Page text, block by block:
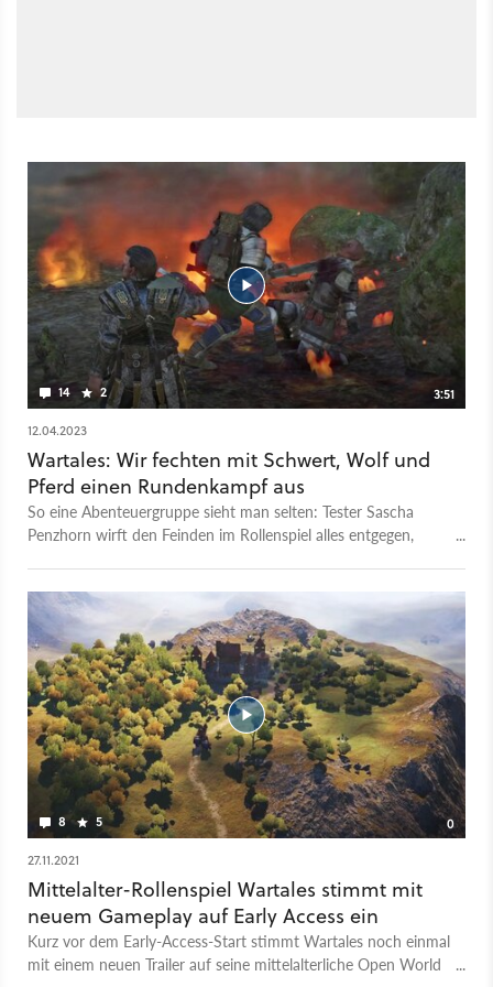
14 2
3:51
12.04.2023
Wartales: Wir fechten mit Schwert, Wolf und
Pferd einen Rundenkampf aus
So eine Abenteuergruppe sieht man selten: Tester Sascha
Penzhorn wirft den Feinden im Rollenspiel alles entgegen,
erhältlich; den Sandbox-Titel gibt's derzeit nur auf Steam zu
kaufen. Die hier gezeigten Gameplay-Szenen entstanden
während des Wartales-Test für GameStar. Der zeichnet das
Spiel mit einer Wertung von 80 Punkten aus und berichtet
von den massiven Unterschieden zwischen Early-Access-
Fassung und Release-Version.
8 5
0
27.11.2021
Mittelalter-Rollenspiel Wartales stimmt mit
neuem Gameplay auf Early Access ein
Kurz vor dem Early-Access-Start stimmt Wartales noch einmal
mit einem neuen Trailer auf seine mittelalterliche Open World